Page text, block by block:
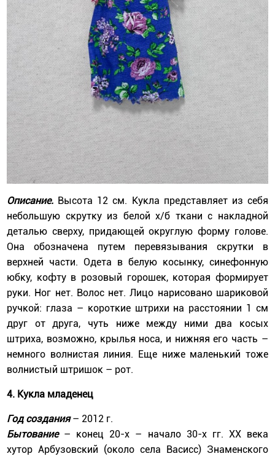
Описание. Высота 12 см. Кукла представляет из себя
небольшую скрутку из белой х/б ткани с накладной
деталью сверху, придающей округлую форму голове.
Она обозначена путем перевязывания скрутки в
верхней части. Одета в белую косынку, синефонную
юбку, кофту в розовый горошек, которая формирует
руки. Ног нет. Волос нет. Лицо нарисовано шариковой
ручкой: глаза – короткие штрихи на расстоянии 1 см
друг от друга, чуть ниже между ними два косых
штриха, возможно, крылья носа, и нижняя его часть –
немного волнистая линия. Еще ниже маленький тоже
волнистый штришок – рот.
4. Кукла младенец
Год создания– 2012 г.
Бытование – конец 20-х – начало 30-х гг. ХХ века
хутор Арбузовский (около села Васисс) Знаменского